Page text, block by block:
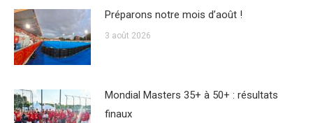
Préparons notre mois d’août !
3 août 2026
Mondial Masters 35+ à 50+ : résultats
finaux